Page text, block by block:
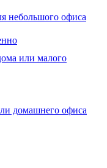
небольшого офиса
или малого
домашнего офиса